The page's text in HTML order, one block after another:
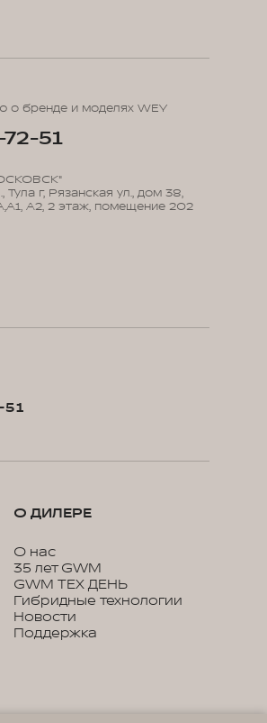
о бренде и моделях WEY
51
г, Рязанская ул., дом 38,
А2, 2 этаж, помещение 202
О ДИЛЕРЕ
О нас
35 лет GWM
GWM ТЕХ ДЕНЬ
Гибридные технологии
Новости
Поддержка